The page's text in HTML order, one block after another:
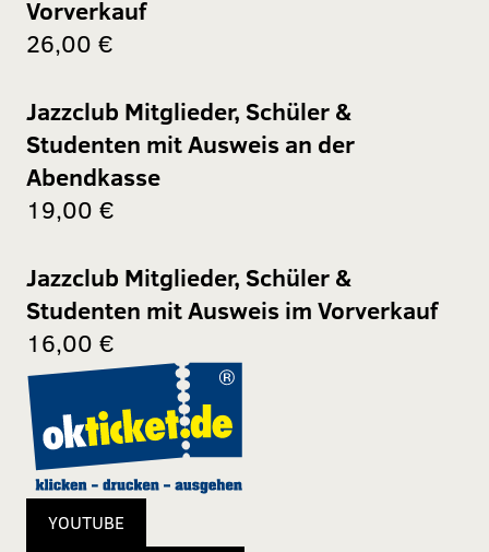
Vorverkauf
26,00 €
Jazzclub Mitglieder, Schüler &
Studenten mit Ausweis an der
Abendkasse
19,00 €
Jazzclub Mitglieder, Schüler &
Studenten mit Ausweis im Vorverkauf
16,00 €
YOUTUBE